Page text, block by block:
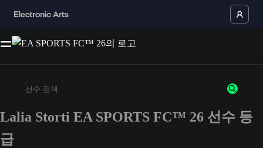
최소 3자 이상의 문자 또는 숫자를 입력하세요
Lalia Storti EA SPORTS FC™ 26 선수 등
급